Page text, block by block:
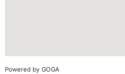
Powered by GOGA